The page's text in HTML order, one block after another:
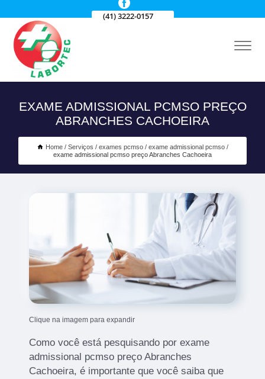
(41) 3222-0157
EXAME ADMISSIONAL PCMSO PREÇO
ABRANCHES CACHOEIRA
Home Serviços exames pcmso
exame admissional pcmso
exame admissional pcmso preço Abranches Cachoeira
Clique na imagem para expandir
Como você está pesquisando por exame
admissional pcmso preço Abranches
Cachoeira, é importante que você saiba que